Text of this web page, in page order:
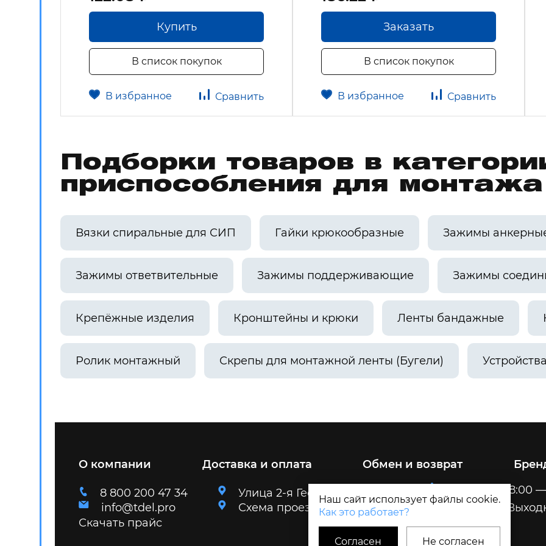
Наш сайт использует файлы cookie.
Как это работает?
Согласен Не согласен
Купить
В список покупок
В избранное Сравнить
Заказать
В список покупок
В избранное Сравнить
Подборки товаров в
приспособления для
Вязки спиральные для СИП Гайки крюкообразные Зажимы
Зажимы ответвительные Зажимы поддерживающие Зажимы
Крепёжные изделия Кронштейны и крюки Ленты бандажные
Ролик монтажный Скрепы для монтажной ленты (Бугели)
О компании Доставка и оплата Обмен и возврат
8 800 200 47 34
info@tdel.pro
Улица 2-я Геологическая, 32
Схема проезда
8:00
Скачать прайс